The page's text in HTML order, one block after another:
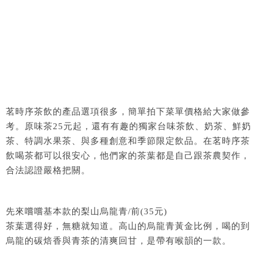
茗時序茶飲的產品選項很多，簡單拍下菜單價格給大家做參
考。原味茶25元起，還有有趣的獨家台味茶飲、奶茶、鮮奶
茶、特調水果茶、與多種創意和季節限定飲品。在茗時序茶
飲喝茶都可以很安心，他們家的茶葉都是自己跟茶農契作，
合法認證嚴格把關。
先來嚐嚐基本款的梨山烏龍青/前(35元)
茶葉選得好，無糖就知道。高山的烏龍青黃金比例，喝的到
烏龍的碳焙香與青茶的清爽回甘，是帶有喉韻的一款。